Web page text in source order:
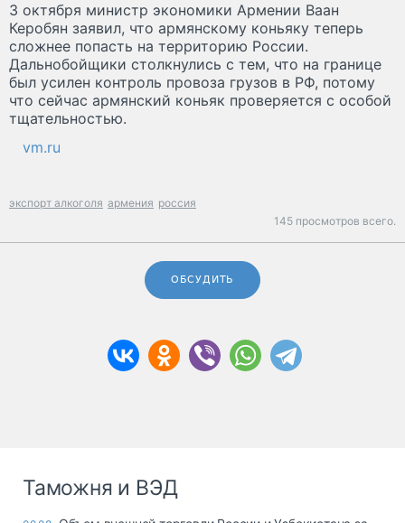
3 октября министр экономики Армении Ваан
Керобян заявил, что армянскому коньяку теперь
сложнее попасть на территорию России.
Дальнобойщики столкнулись с тем, что на границе
был усилен контроль провоза грузов в РФ, потому
что сейчас армянский коньяк проверяется с особой
тщательностью.
vm.ru
экспорт алкоголя армения россия
145 просмотров всего.
ОБСУДИТЬ
Таможня и ВЭД